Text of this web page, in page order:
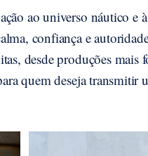
ao universo náutico e
confiança e
desde produções mais
quem deseja